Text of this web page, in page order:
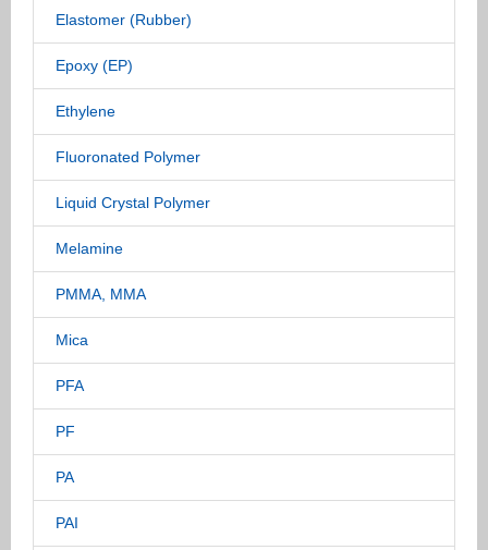
Elastomer (Rubber)
Epoxy (EP)
Ethylene
Fluoronated Polymer
Liquid Crystal Polymer
Melamine
PMMA, MMA
Mica
PFA
PF
PA
PAI